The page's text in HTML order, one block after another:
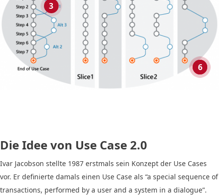
3
5
6
Die Idee von Use Case 2.0
Ivar Jacobson stellte 1987 erstmals sein Konzept der Use Cases
vor. Er definierte damals einen Use Case als “a special sequence of
transactions, performed by a user and a system in a dialogue”.